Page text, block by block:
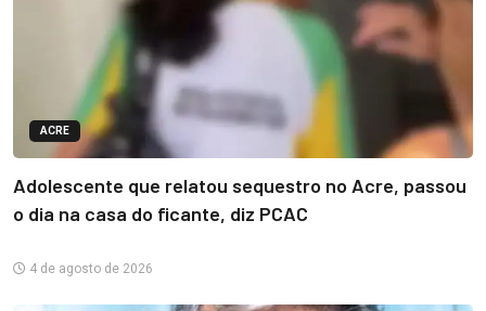
ACRE
Adolescente que relatou sequestro no Acre, passou
o dia na casa do ficante, diz PCAC
4 de agosto de 2026